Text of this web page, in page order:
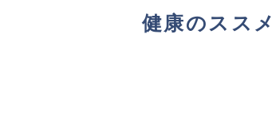
健康のススメ